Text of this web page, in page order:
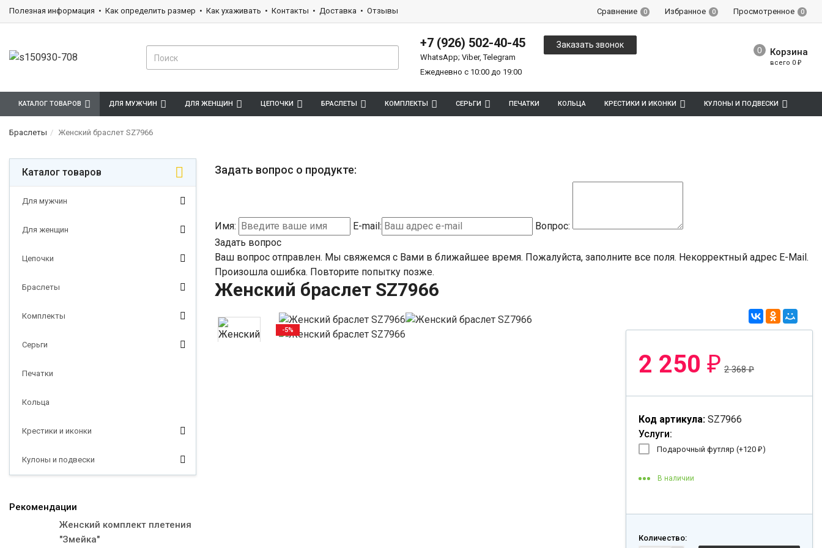
Полезная информация Как определить размер Как ухаживать Контакты Доставка Отзывы Сравнение 0 Избранное 0 Просмотренное 0
+7 (926) 502-40-45
WhatsApp; Viber, Telegram
Ежедневно с 10:00 до 19:00
Заказать звонок
Корзина
всего 0 ₽
КАТАЛОГ ТОВАРОВ ДЛЯ МУЖЧИН ДЛЯ ЖЕНЩИН ЦЕПОЧКИ БРАСЛЕТЫ КОМПЛЕКТЫ СЕРЬГИ ПЕЧАТКИ КОЛЬЦА КРЕСТИКИ И ИКОНКИ КУЛОНЫ И ПОДВЕСКИ
Браслеты Женский браслет SZ7966
Каталог товаров
Для мужчин
Для женщин
Цепочки
Браслеты
Комплекты
Серьги
Печатки
Кольца
Крестики и иконки
Кулоны и подвески
Рекомендации
Женский комплект плетения
"Змейка"
Задать вопрос о продукте:
Имя: E-mail:
Вопрос:
Задать вопрос
Ваш вопрос отправлен. Мы свяжемся с Вами в ближайшее время. Пожалуйста, заполните все поля. Некорректный адрес E-Mail.
Произошла ошибка. Повторите попытку позже.
Женский браслет SZ7966
-5%
2 250 ₽ 2 368₽
Код артикула: SZ7966
Услуги:
Подарочный футляр (+120 ₽)
В наличии
Количество: